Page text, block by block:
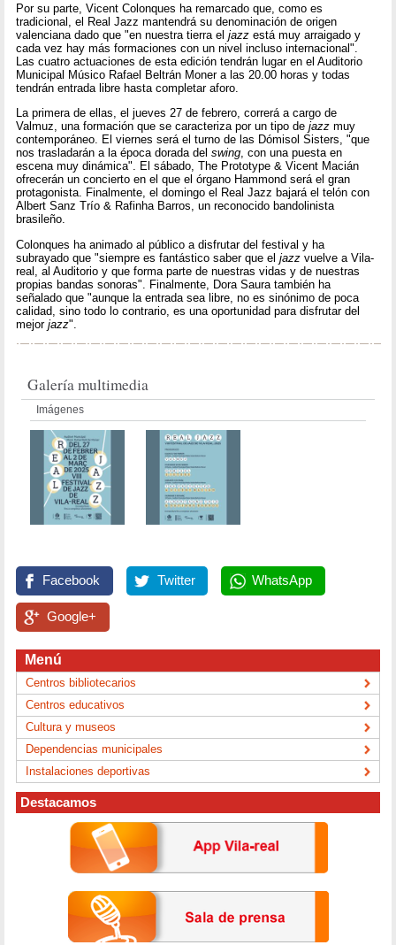
Por su parte, Vicent Colonques ha remarcado que, como es
tradicional, el Real Jazz mantendrá su denominación de origen
valenciana dado que "en nuestra tierra eljazz está muy arraigado y
cada vez hay más formaciones con un nivel incluso internacional".
Las cuatro actuaciones de esta edición tendrán lugar en el Auditorio
Municipal Músico Rafael Beltrán Moner a las 20.00 horas y todas
tendrán entrada libre hasta completar aforo.
La primera de ellas, el jueves 27 de febrero, correrá a cargo de
Valmuz, una formación que se caracteriza por un tipo dejazz muy
contemporáneo. El viernes será el turno de las Dómisol Sisters, "que
nos trasladarán a la época dorada delswing, con una puesta en
escena muy dinámica". El sábado, The Prototype & Vicent Macián
ofrecerán un concierto en el que el órgano Hammond será el gran
protagonista. Finalmente, el domingo el Real Jazz bajará el telón con
Albert Sanz Trío & Rafinha Barros, un reconocido bandolinista
brasileño.
Colonques ha animado al público a disfrutar del festival y ha
subrayado que "siempre es fantástico saber que eljazz vuelve a Vila-
real, al Auditorio y que forma parte de nuestras vidas y de nuestras
propias bandas sonoras". Finalmente, Dora Saura también ha
señalado que "aunque la entrada sea libre, no es sinónimo de poca
calidad, sino todo lo contrario, es una oportunidad para disfrutar del
mejorjazz".
Galería multimedia
Imágenes
Facebook Twitter WhatsApp
Google+
Menú
Centros bibliotecarios
Centros educativos
Cultura y museos
Dependencias municipales
Instalaciones deportivas
Destacamos